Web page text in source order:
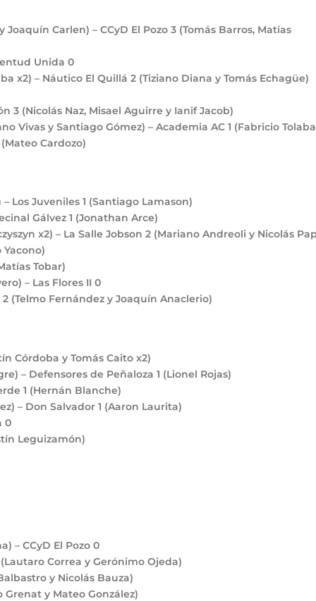
Joaquín Carlen) – CCyD El Pozo 3 (Tomás Barros, Matías
Unida 0
x2) – Náutico El Quillá 2 (Tiziano Diana y Tomás Echagüe)
3 (Nicolás Naz, Misael Aguirre y Ianif Jacob)
Vivas y Santiago Gómez) – Academia AC 1 (Fabricio
(Mateo Cardozo)
Los Juveniles 1 (Santiago Lamason)
Gálvez 1 (Jonathan Arce)
x2) – La Salle Jobson 2 (Mariano Andreoli y Nicolás
Tobar)
– Las Flores II 0
2 (Telmo Fernández y Joaquín Anaclerio)
Córdoba y Tomás Caito x2)
– Defensores de Peñaloza 1 (Lionel Rojas)
1 (Hernán Blanche)
– Don Salvador 1 (Aaron Laurita)
0
Leguizamón)
– CCyD El Pozo 0
(Lautaro Correa y Gerónimo Ojeda)
y Nicolás Bauza)
Grenat y Mateo González)